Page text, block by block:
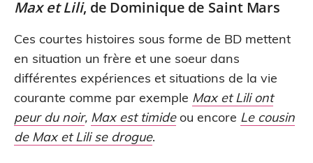
Max et Lili, de Dominique de Saint Mars
Ces courtes histoires sous forme de BD mettent
en situation un frère et une soeur dans
différentes expériences et situations de la vie
courante comme par exemple Max et Lili ont
peur du noir, Max est timideou encore Le cousin
de Max et Lili se drogue.